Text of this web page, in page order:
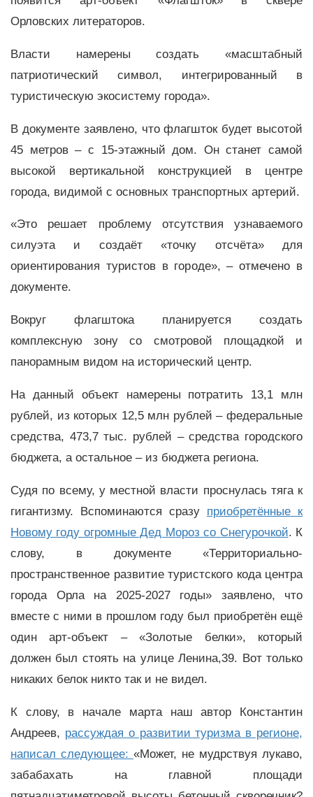
Орловских литераторов.
Власти намерены создать «масштабный
патриотический символ, интегрированный в
туристическую экосистему города».
В документе заявлено, что флагшток будет высотой
45 метров – с 15-этажный дом. Он станет самой
высокой вертикальной конструкцией в центре
города, видимой с основных транспортных артерий.
«Это решает проблему отсутствия узнаваемого
силуэта и создаёт «точку отсчёта» для
ориентирования туристов в городе», – отмечено в
документе.
Вокруг флагштока планируется создать
комплексную зону со смотровой площадкой и
панорамным видом на исторический центр.
На данный объект намерены потратить 13,1 млн
рублей, из которых 12,5 млн рублей – федеральные
средства, 473,7 тыс. рублей – средства городского
бюджета, а остальное – из бюджета региона.
Судя по всему, у местной власти проснулась тяга к
гигантизму. Вспоминаются сразу приобретённые к
Новому году огромные Дед Мороз со Снегурочкой. К
слову, в документе «Территориально-
пространственное развитие туристского кода центра
города Орла на 2025-2027 годы» заявлено, что
вместе с ними в прошлом году был приобретён ещё
один арт-объект – «Золотые белки», который
должен был стоять на улице Ленина,39. Вот только
никаких белок никто так и не видел.
К слову, в начале марта наш автор Константин
Андреев, рассуждая о развитии туризма в регионе,
написал следующее: «Может, не мудрствуя лукаво,
забабахать на главной площади